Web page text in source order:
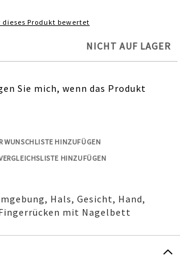
dieses Produkt bewertet
NICHT AUF LAGER
Sie mich, wenn das Produkt
WUNSCHLISTE HINZUFÜGEN
HINZUFÜGEN
Hals, Gesicht, Hand,
mit Nagelbett